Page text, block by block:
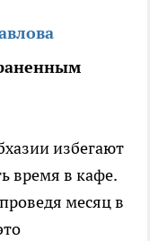
избегают
время в кафе.
месяц в